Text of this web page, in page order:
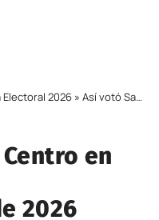
Electoral 2026 » Así votó Sabana Centro en las elecciones presidenciales de 2026
en
2026